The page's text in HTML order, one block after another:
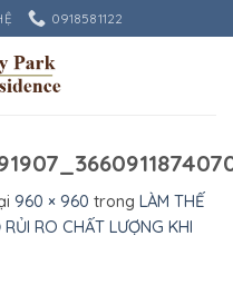
0918581122
960 × 960 trong LÀM THẾ
RO CHẤT LƯỢNG KHI